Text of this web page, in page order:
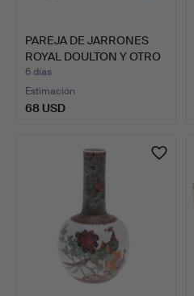
PAREJA DE JARRONES
ROYAL DOULTON Y OTRO
JA…
6 días
Estimación
68 USD